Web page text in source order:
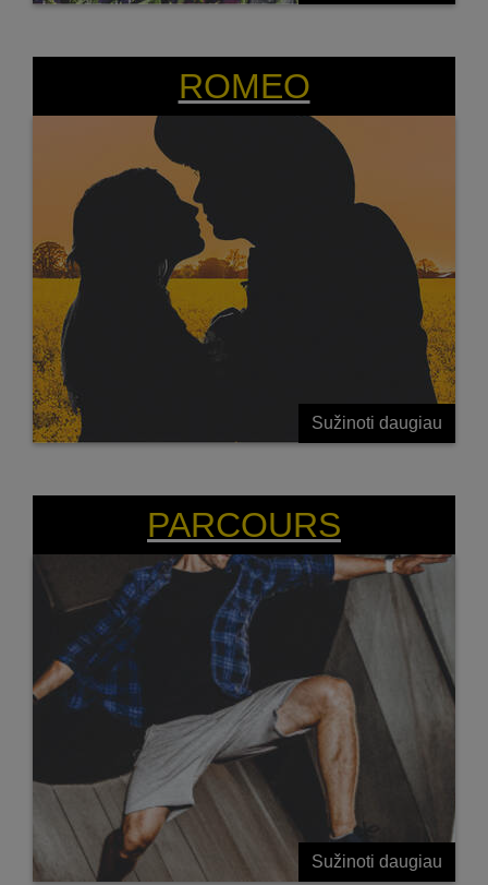
ROMEO
Sužinoti daugiau
PARCOURS
Sužinoti daugiau